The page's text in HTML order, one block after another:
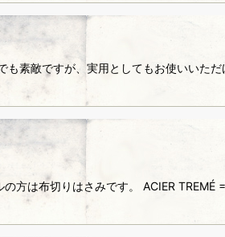
素敵ですが、実用としてもお使いいた
方は布切りはさみです。 ACIER TREMÉ